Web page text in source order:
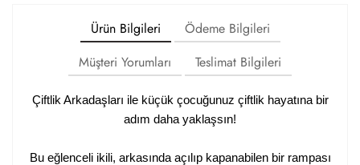
Ürün Bilgileri
Ödeme Bilgileri
Müşteri Yorumları
Teslimat Bilgileri
Çiftlik Arkadaşları ile küçük çocuğunuz çiftlik hayatına bir
adım daha yaklaşsın!
Bu eğlenceli ikili, arkasında açılıp kapanabilen bir rampası